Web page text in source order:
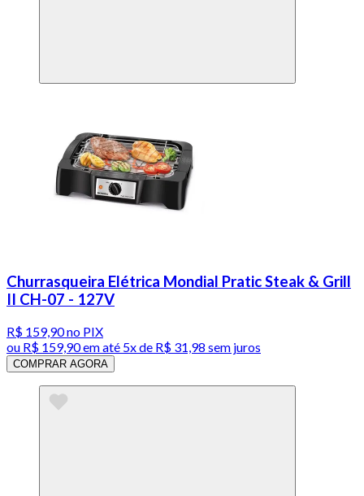
Churrasqueira Elétrica Mondial Pratic Steak & Grill
II CH-07 - 127V
R$ 159,90no PIX
ou R$ 159,90em até 5x de R$ 31,98 sem juros
COMPRAR AGORA